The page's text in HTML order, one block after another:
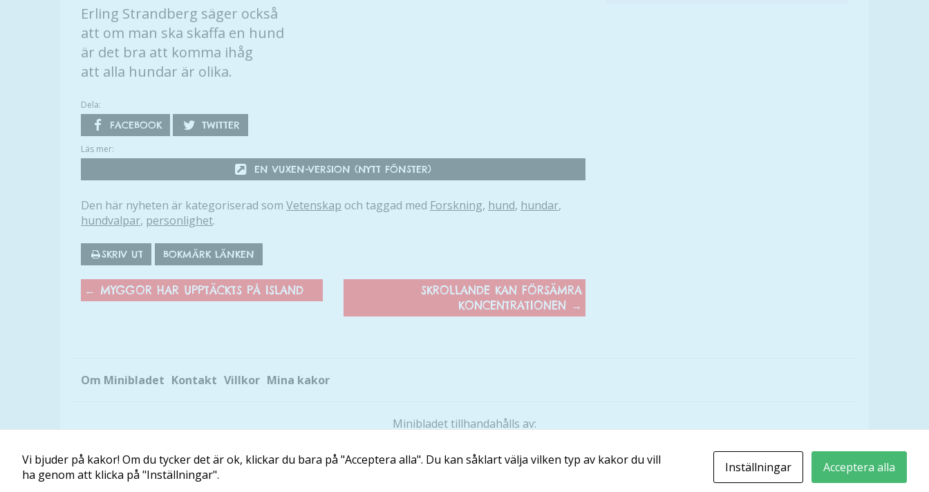
Erling Strandberg säger också
att om man ska skaffa en hund
är det bra att komma ihåg
att alla hundar är olika.
Dela:
FACEBOOK TWITTER
Läs mer:
EN VUXEN-VERSION (NYTT FÖNSTER)
Den här nyheten är kategoriserad som Vetenskap och taggad med Forskning, hund, hundar,
hundvalpar, personlighet.
SKRIV UT BOKMÄRK LÄNKEN
← MYGGOR HAR UPPTÄCKTS PÅ ISLAND
SKROLLANDE KAN FÖRSÄMRA
KONCENTRATIONEN →
Om Minibladet Kontakt Villkor Mina kakor
Minibladet tillhandahålls av:
Ansvarig utgivare: Maria McShane
Vi bjuder på kakor! Om du tycker det är ok, klickar du bara på "Acceptera alla". Du kan såklart välja vilken typ av kakor du vill
ha genom att klicka på "Inställningar".
Inställningar Acceptera alla
över huvud
taget ska
fungera.
För att vi ska
kunna
förbättra
används.
Upplevelse